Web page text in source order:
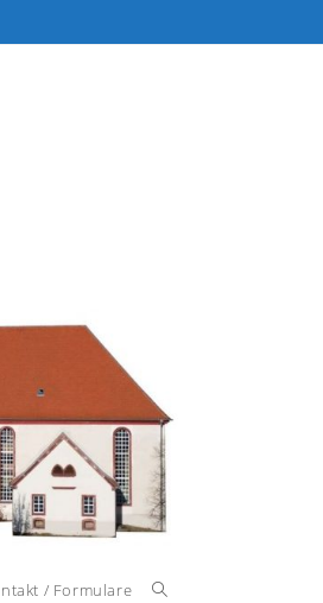
/ Formulare